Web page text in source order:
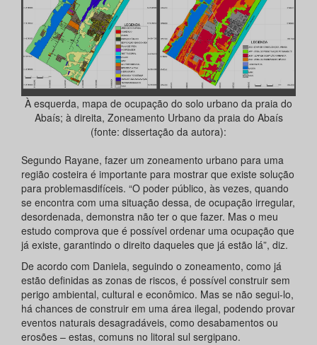
À esquerda, mapa de ocupação do solo urbano da praia do
Abaís; à direita, Zoneamento Urbano da praia do Abaís
(fonte: dissertação da autora):
Segundo Rayane, fazer um zoneamento urbano para uma
região costeira é importante para mostrar que existe solução
para problemasdifíceis. “O poder público, às vezes, quando
se encontra com uma situação dessa, de ocupação irregular,
desordenada, demonstra não ter o que fazer. Mas o meu
estudo comprova que é possível ordenar uma ocupação que
já existe, garantindo o direito daqueles que já estão lá”, diz.
De acordo com Daniela, seguindo o zoneamento, como já
estão definidas as zonas de riscos, é possível construir sem
perigo ambiental, cultural e econômico. Mas se não segui-lo,
há chances de construir em uma área ilegal, podendo provar
eventos naturais desagradáveis, como desabamentos ou
erosões – estas, comuns no litoral sul sergipano.